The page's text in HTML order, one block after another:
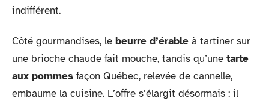
indifférent.
Côté gourmandises, le beurre d’érable à tartiner sur
une brioche chaude fait mouche, tandis qu’une tarte
aux pommes façon Québec, relevée de cannelle,
embaume la cuisine. L’offre s’élargit désormais : il